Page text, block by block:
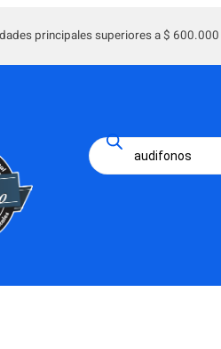
principales superiores a $
Búsqueda
de
productos